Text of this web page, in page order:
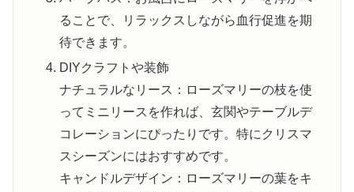
ることで、リラックスしながら血行促進を期
待できます。
DIYクラフトや装飾
ナチュラルなリース：ローズマリーの枝を使
ってミニリースを作れば、玄関やテーブルデ
コレーションにぴったりです。特にクリスマ
スシーズンにはおすすめです。
キャンドルデザイン：ローズマリーの葉をキ